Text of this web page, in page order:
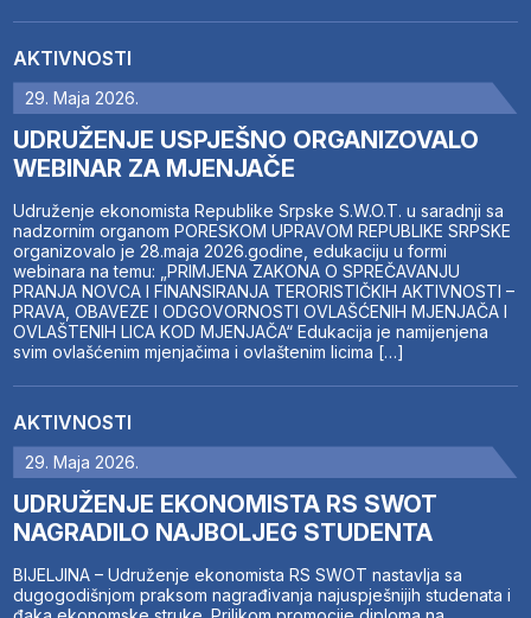
AKTIVNOSTI
29. Maja 2026.
UDRUŽENJE USPJEŠNO ORGANIZOVALO
WEBINAR ZA MJENJAČE
Udruženje ekonomista Republike Srpske S.W.O.T. u saradnji sa
nadzornim organom PORESKOM UPRAVOM REPUBLIKE SRPSKE
organizovalo je 28.maja 2026.godine, edukaciju u formi
webinara na temu: „PRIMJENA ZAKONA O SPREČAVANJU
PRANJA NOVCA I FINANSIRANJA TERORISTIČKIH AKTIVNOSTI –
PRAVA, OBAVEZE I ODGOVORNOSTI OVLAŠĆENIH MJENJAČA I
OVLAŠTENIH LICA KOD MJENJAČA“ Edukacija je namijenjena
svim ovlašćenim mjenjačima i ovlaštenim licima […]
AKTIVNOSTI
29. Maja 2026.
UDRUŽENJE EKONOMISTA RS SWOT
NAGRADILO NAJBOLJEG STUDENTA
BIJELJINA – Udruženje ekonomista RS SWOT nastavlja sa
dugogodišnjom praksom nagrađivanja najuspješnijih studenata i